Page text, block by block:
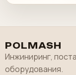
POLMASH
Инжиниринг,
оборудования.